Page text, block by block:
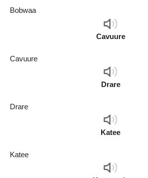
Bobwaa
Audio
Player
Cavuure
Cavuure
Audio
Player
Drare
Drare
Audio
Player
Katee
Katee
Audio
Player